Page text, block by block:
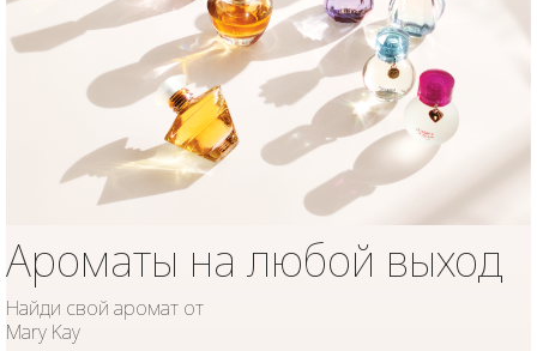
Ароматы на любой выход
Найди свой аромат от
Mary Kay